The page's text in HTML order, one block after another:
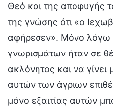
Θεό και της αποφυγής
της γνώσης ότι «ο
αφήρεσεν». Μόνο λόγω
γνωρισμάτων ήταν σε
ακλόνητος και να
αυτών των άγριων
μόνο εξαιτίας αυτών